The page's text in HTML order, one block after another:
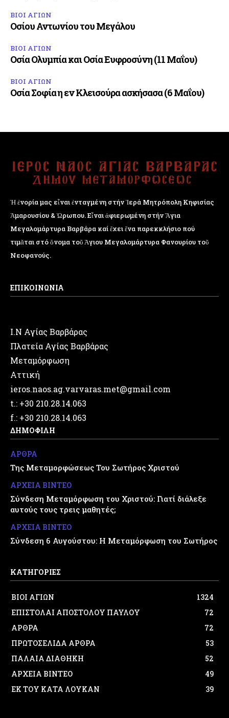
ΒΙΟΙ ΑΓΙΩΝ
Οσίου Αντωνίου του Μεγάλου
ΒΙΟΙ ΑΓΙΩΝ
Οσία Ολυμπία και Οσία Ευφροσύνη (11 Μαΐου)
ΒΙΟΙ ΑΓΙΩΝ
Οσία Σοφία η εν Κλεισούρα ασκήσασα (6 Μαΐου)
Ἡ ἐνορία μας εἶναι ἐνταγμένη στήν Ἱερά Μητρόπολη Κηφισίας
Ἁμαρουσίου & Ὠρωπου. Εἶναι ἀφιερωμένη στήν Ἅγια
Μεγαλομάρτυρα Βαρβάρα καί ἔχει ἕνα παρεκκλήσιο πού
τιμᾶται στό ὄνομα τοῦ Ἁγιου Μεγαλομάρτυρα Φανουρίου τοῦ
Νεοφανούς.
ΕΠΙΚΟΙΝΩΝΙΑ
Ι.Ν Αγίας Βαρβάρας
Πλατεία Αγίας Βαρβάρας
Μεταμόρφωση
Αττική
ieros.naos.ag.varvaras.met@gmail.com
t.: +30 210.28.14.063
f.: +30 210.28.14.063
ΔΗΜΟΦΙΛΗ
ΑΡΘΡΑ
Της Μεταμορφώσεως Του Σωτήρος Χριστού
ΑΡΧΕΙΑ ΒΙΝΤΕΟ
Σύνδεση Μεταμόρφωση του Χριστού: Γιατί διάλεξε
αυτούς τους τρεις μαθητές;
ΑΡΧΕΙΑ ΒΙΝΤΕΟ
Σύνδεση 6 Αυγούστου: Η Μεταμόρφωση του Σωτήρος
ΚΑΤΗΓΟΡΙΕΣ
ΒΙΟΙ ΑΓΙΩΝ
1324
ΕΠΙΣΤΟΛΑΙ ΑΠΟΣΤΟΛΟΥ ΠΑΥΛΟΥ
72
ΑΡΘΡΑ
72
ΠΡΩΤΟΣΕΛΙΔΑ ΑΡΘΡΑ
53
ΠΑΛΑΙΑ ΔΙΑΘΗΚΗ
52
ΑΡΧΕΙΑ ΒΙΝΤΕΟ
49
ΕΚ ΤΟΥ ΚΑΤΑ ΛΟΥΚΑΝ
39